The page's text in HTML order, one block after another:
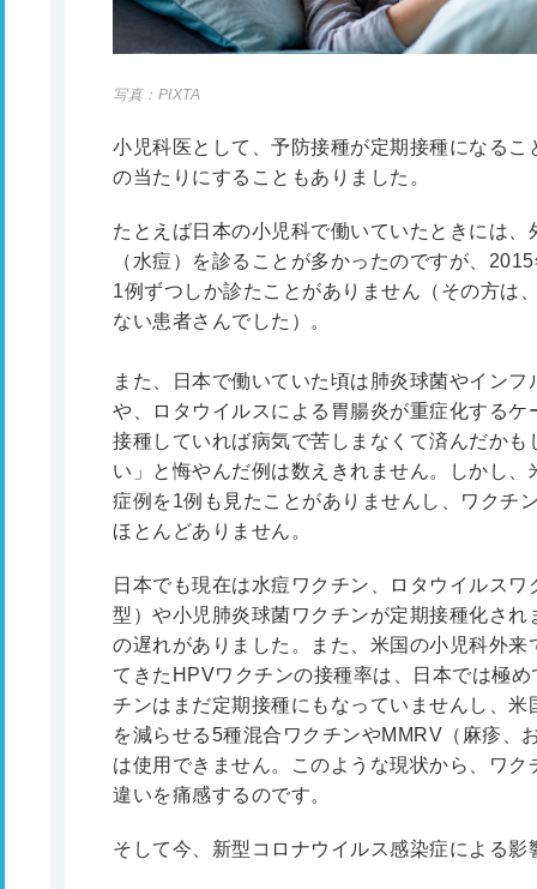
写真：PIXTA
小児科医として、予防接種が定期接種になる
の当たりにすることもありました。
たとえば日本の小児科で働いていたときには
（水痘）を診ることが多かったのですが、
1例ずつしか診たことがありません（その方は
ない患者さんでした）。
また、日本で働いていた頃は肺炎球菌やインフ
や、ロタウイルスによる胃腸炎が重症化する
接種していれば病気で苦しまなくて済んだか
い」と悔やんだ例は数えきれません。しかし
症例を1例も見たことがありませんし、ワクチ
ほとんどありません。
日本でも現在は水痘ワクチン、ロタウイルス
型）や小児肺炎球菌ワクチンが定期接種化さ
の遅れがありました。また、米国の小児科外
てきたHPVワクチンの接種率は、日本では極
チンはまだ定期接種にもなっていませんし、
を減らせる5種混合ワクチンやMMRV（麻疹、
は使用できません。このような現状から、ワ
違いを痛感するのです。
そして今、新型コロナウイルス感染症による